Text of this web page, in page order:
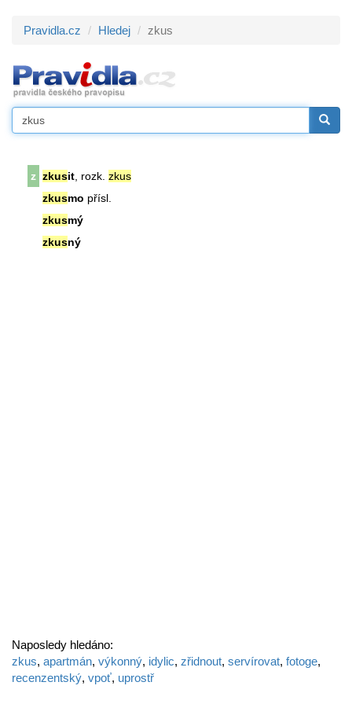
Pravidla.cz Hledej zkus
z zkusit , rozk. zkus
zkusmo přísl.
zkusmý
zkusný
Naposledy hledáno:
zkus, apartmán, výkonný, idylic, zřidnout, servírovat, fotoge,
recenzentský, vpoť, uprostř